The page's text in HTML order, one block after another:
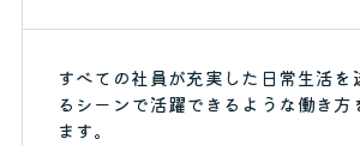
すべての社員が充実した日常生活を
るシーンで活躍できるような働き方
ます。